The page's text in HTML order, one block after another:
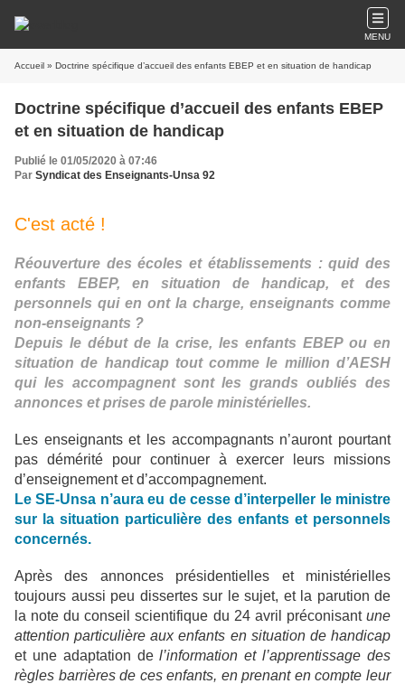
MENU
Accueil » Doctrine spécifique d’accueil des enfants EBEP et en situation de handicap
Doctrine spécifique d’accueil des enfants EBEP
et en situation de handicap
Publié le 01/05/2020 à 07:46
Par Syndicat des Enseignants-Unsa 92
C'est acté !
Réouverture des écoles et établissements : quid des
enfants EBEP, en situation de handicap, et des
personnels qui en ont la charge, enseignants comme
non-enseignants ?
Depuis le début de la crise, les enfants EBEP ou en
situation de handicap tout comme le million d’AESH
qui les accompagnent sont les grands oubliés des
annonces et prises de parole ministérielles.
Les enseignants et les accompagnants n’auront pourtant
pas démérité pour continuer à exercer leurs missions
d’enseignement et d’accompagnement.
Le SE-Unsa n’aura eu de cesse d’interpeller le ministre
sur la situation particulière des enfants et personnels
concernés.
Après des annonces présidentielles et ministérielles
toujours aussi peu dissertes sur le sujet, et la parution de
la note du conseil scientifique du 24 avril préconisant une
attention particulière aux enfants en situation de handicap
et une adaptation del’information et l’apprentissage des
règles barrières de ces enfants, en prenant en compte leur